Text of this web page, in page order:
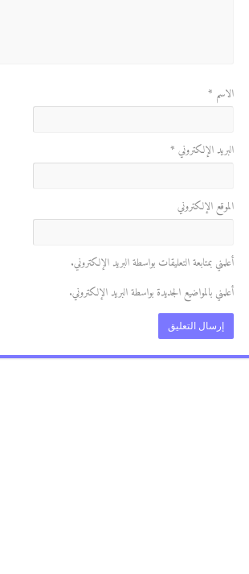
الاسم *
البريد الإلكتروني *
الموقع الإلكتروني
أعلمني بمتابعة التعليقات بواسطة البريد الإلكتروني.
أعلمني بالمواضيع الجديدة بواسطة البريد الإلكتروني.